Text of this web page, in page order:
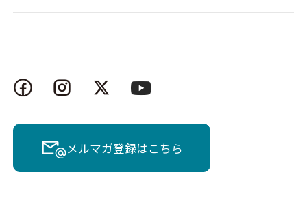
メルマガ登録はこちら